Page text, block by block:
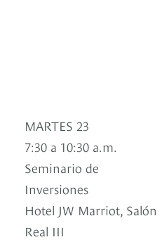
MARTES 23
7:30 a 10:30 a.m.
Seminario de
Inversiones
Hotel JW Marriot, Salón
Real III